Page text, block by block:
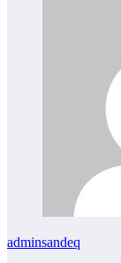
adminsandeq